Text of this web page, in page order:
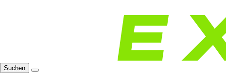
Suchen